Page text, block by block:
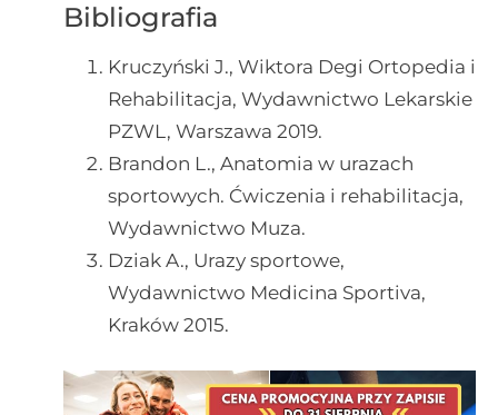
Bibliografia
Kruczyński J., Wiktora Degi Ortopedia i
Rehabilitacja, Wydawnictwo Lekarskie
PZWL, Warszawa 2019.
Brandon L., Anatomia w urazach
sportowych. Ćwiczenia i rehabilitacja,
Wydawnictwo Muza.
Dziak A., Urazy sportowe,
Wydawnictwo Medicina Sportiva,
Kraków 2015.